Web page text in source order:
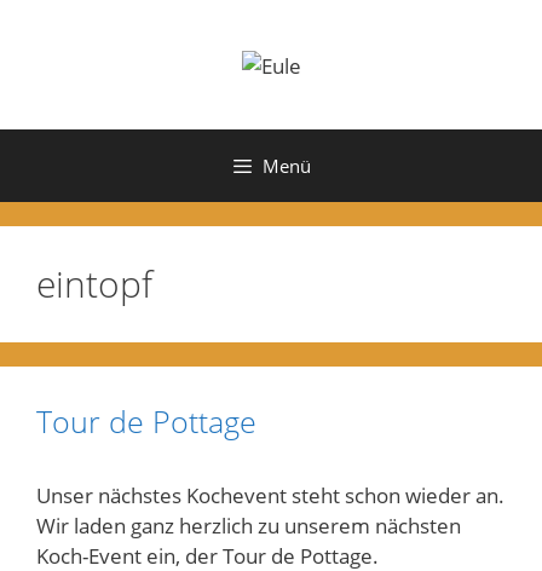
Menü
eintopf
Tour de Pottage
Unser nächstes Kochevent steht schon wieder an.
Wir laden ganz herzlich zu unserem nächsten
Koch-Event ein, der Tour de Pottage.